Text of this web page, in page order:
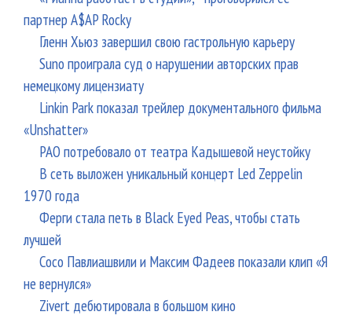
партнер A$AP Rocky
Гленн Хьюз завершил свою гастрольную карьеру
Suno проиграла суд о нарушении авторских прав
немецкому лицензиату
Linkin Park показал трейлер документального фильма
«Unshatter»
РАО потребовало от театра Кадышевой неустойку
В сеть выложен уникальный концерт Led Zeppelin
1970 года
Ферги стала петь в Black Eyed Peas, чтобы стать
лучшей
Сосо Павлиашвили и Максим Фадеев показали клип «Я
не вернулся»
Zivert дебютировала в большом кино